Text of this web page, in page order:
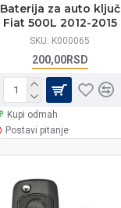
SKU: K000065
Baterija za auto ključ
Fiat 500L 2012-2015
200,00RSD
Kupi odmah
Postavi pitanje